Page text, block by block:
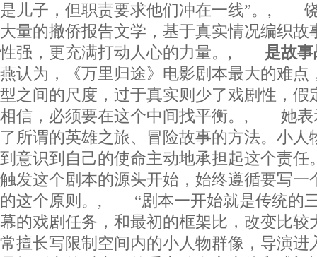
是儿子，但职责要求他们冲在一线”。,
大量的撤侨报告文学，基于真实情况编织故
性强，更充满打动人心的力量。, 是故
燕认为，《万里归途》电影剧本最大的难点
型之间的尺度，过于真实则少了戏剧性，假
相信，必须要在这个中间找平衡。, 她表
了所谓的英雄之旅、冒险故事的方法。小人
到意识到自己的使命主动地承担起这个责任
触发这个剧本的源头开始，始终遵循要写一
的这个原则。, “剧本一开始就是传统的
幕的戏剧任务，和最初的框架比，改变比较
常擅长写限制空间内的小人物群像，导演进